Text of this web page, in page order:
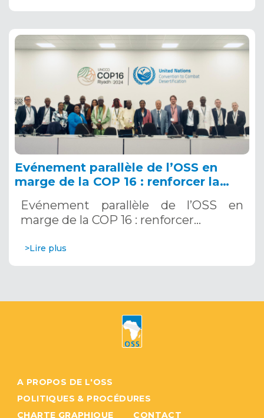
Evénement parallèle de l’OSS en
marge de la COP 16 : renforcer la
Systèmes d’Alerte Précoce
Multirisques. 12 décembre 2024
Evénement parallèle de l’OSS en
marge de la COP 16 : renforcer…
>Lire plus
A PROPOS DE L'OSS
POLITIQUES & PROCÉDURES
CHARTE GRAPHIQUE
CONTACT